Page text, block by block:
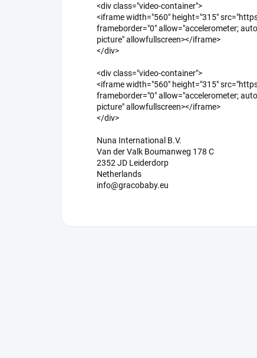
<div class="video-container">
<iframe width="560" height="315"
frameborder="0" allow="accelerometer;
picture" allowfullscreen></iframe>
</div>
<div class="video-container">
<iframe width="560" height="315"
frameborder="0" allow="accelerometer;
picture" allowfullscreen></iframe>
</div>
Nuna International B.V.
Van der Valk Boumanweg 178 C
2352 JD Leiderdorp
Netherlands
info@gracobaby.eu